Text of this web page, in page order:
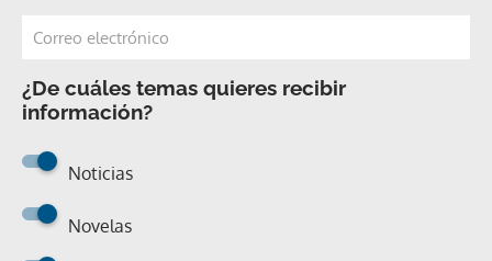
¿De cuáles temas quieres recibir
información?
Noticias
Novelas